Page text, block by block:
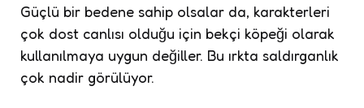
Güçlü bir bedene sahip olsalar da, karakterleri
çok dost canlısı olduğu için bekçi köpeği olarak
kullanılmaya uygun değiller. Bu ırkta saldırganlık
çok nadir görülüyor.